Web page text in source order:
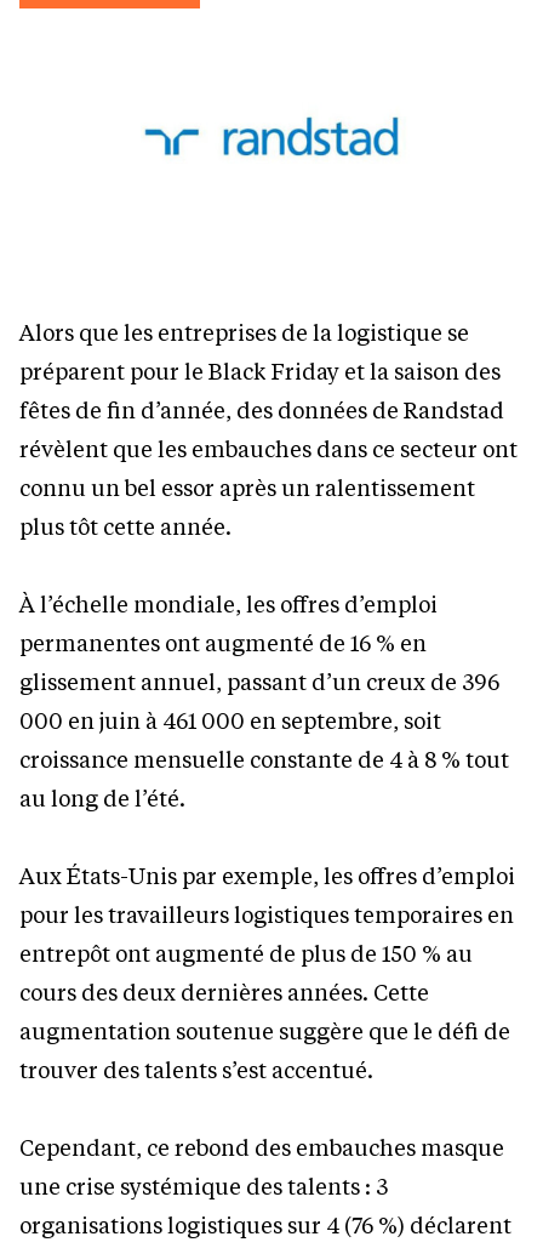
Alors que les entreprises de la logistique se
préparent pour le Black Friday et la saison des
fêtes de fin d’année, des données de Randstad
révèlent que les embauches dans ce secteur ont
connu un bel essor après un ralentissement
plus tôt cette année.
À l’échelle mondiale, les offres d’emploi
permanentes ont augmenté de 16 % en
glissement annuel, passant d’un creux de 396
000 en juin à 461 000 en septembre, soit
croissance mensuelle constante de 4 à 8 % tout
au long de l’été.
Aux États-Unis par exemple, les offres d’emploi
pour les travailleurs logistiques temporaires en
entrepôt ont augmenté de plus de 150 % au
cours des deux dernières années. Cette
augmentation soutenue suggère que le défi de
trouver des talents s’est accentué.
Cependant, ce rebond des embauches masque
une crise systémique des talents : 3
organisations logistiques sur 4 (76 %) déclarent